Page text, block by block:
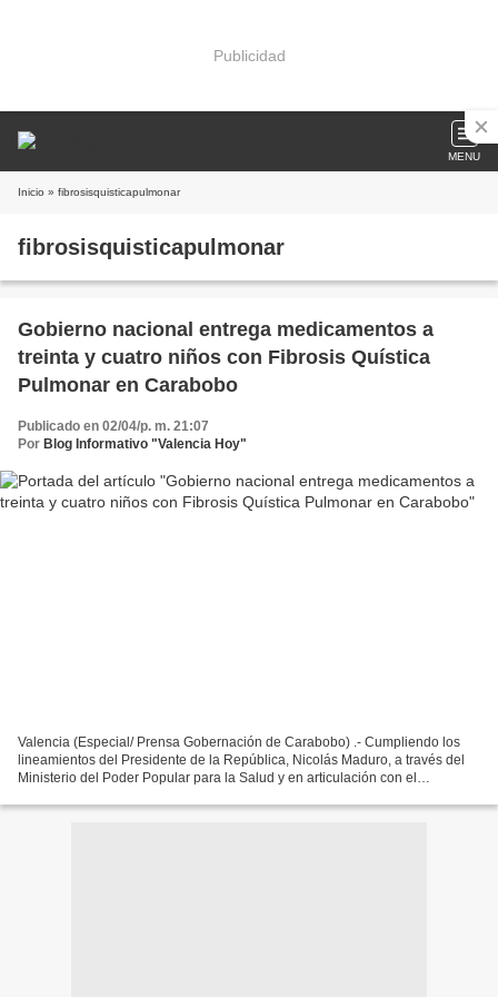
Publicidad
MENU
Inicio » fibrosisquisticapulmonar
fibrosisquisticapulmonar
Gobierno nacional entrega medicamentos a
treinta y cuatro niños con Fibrosis Quística
Pulmonar en Carabobo
Publicado en 02/04/p. m. 21:07
Por Blog Informativo "Valencia Hoy"
Valencia (Especial/ Prensa Gobernación de Carabobo) .- Cumpliendo los
lineamientos del Presidente de la República, Nicolás Maduro, a través del
Ministerio del Poder Popular para la Salud y en articulación con el